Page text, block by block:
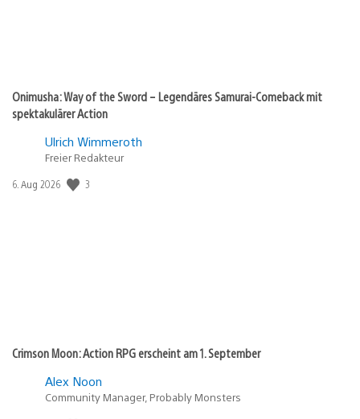
Onimusha: Way of the Sword – Legendäres Samurai-Comeback mit
spektakulärer Action
Ulrich Wimmeroth
Freier Redakteur
Veröffentlichungsdatum:
6. Aug 2026 3
Crimson Moon: Action RPG erscheint am 1. September
Alex Noon
Community Manager, Probably Monsters